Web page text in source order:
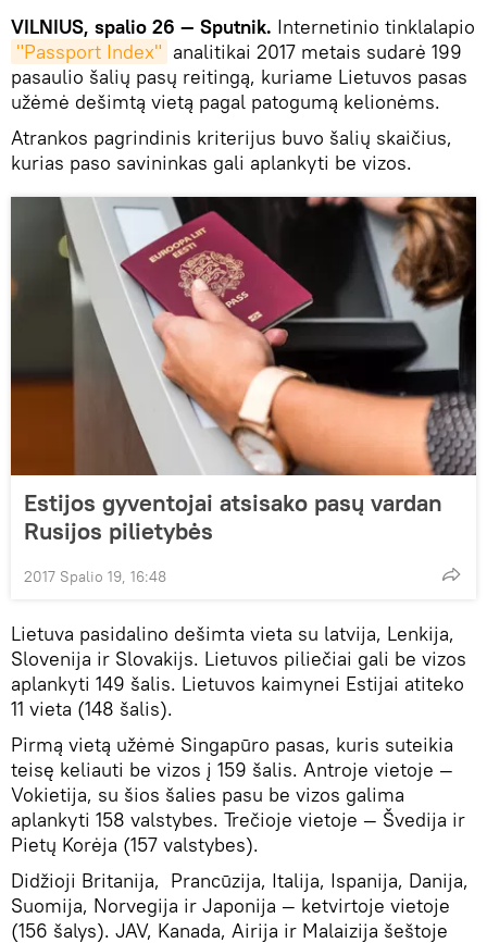
VILNIUS, spalio 26 — Sputnik. Internetinio tinklalapio
"Passport Index" analitikai 2017 metais sudarė 199
pasaulio šalių pasų reitingą, kuriame Lietuvos pasas
užėmė dešimtą vietą pagal patogumą kelionėms.
Atrankos pagrindinis kriterijus buvo šalių skaičius,
kurias paso savininkas gali aplankyti be vizos.
Estijos gyventojai atsisako pasų vardan
Rusijos pilietybės
2017 Spalio 19, 16:48
Lietuva pasidalino dešimta vieta su latvija, Lenkija,
Slovenija ir Slovakijs. Lietuvos piliečiai gali be vizos
aplankyti 149 šalis. Lietuvos kaimynei Estijai atiteko
11 vieta (148 šalis).
Pirmą vietą užėmė Singapūro pasas, kuris suteikia
teisę keliauti be vizos į 159 šalis. Antroje vietoje —
Vokietija, su šios šalies pasu be vizos galima
aplankyti 158 valstybes. Trečioje vietoje — Švedija ir
Pietų Korėja (157 valstybes).
Didžioji Britanija, Prancūzija, Italija, Ispanija, Danija,
Suomija, Norvegija ir Japonija — ketvirtoje vietoje
(156 šalys). JAV, Kanada, Airija ir Malaizija šeštoje